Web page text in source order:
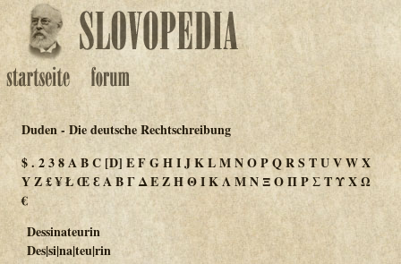
Duden - Die deutsche Rechtschreibung
$.238ABC [D] EFGHIJKLMNOPQRS TUVWX
YZ£¥ŁŒƐΑΒΓΔΕΖΗΘΙΚΛΜΝΞΟΠΡΣΤΥΧΩ
€
Dessinateurin
Des|si|na|teu|rin